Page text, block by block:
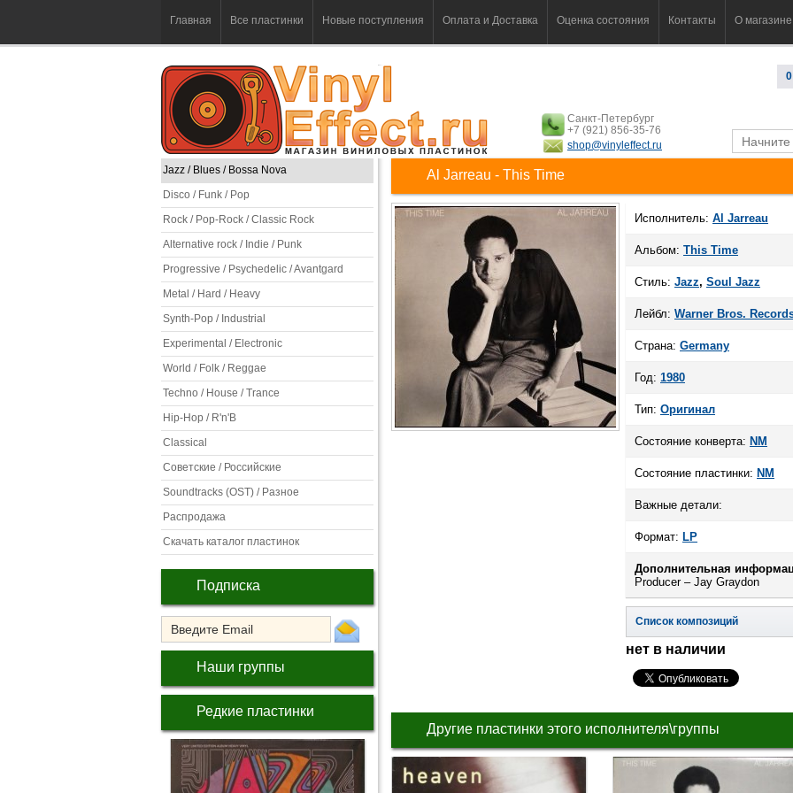
Главная Все пластинки Новые поступления Оплата и Доставка Оценка состояния Контакты О магазине
0
Санкт-Петербург
+7 (921) 856-35-76
shop@vinyleffect.ru
Jazz / Blues / Bossa Nova
Disco / Funk / Pop
Rock / Pop-Rock / Classic Rock
Alternative rock / Indie / Punk
Progressive / Psychedelic / Avantgard
Metal / Hard / Heavy
Synth-Pop / Industrial
Experimental / Electronic
World / Folk / Reggae
Techno / House / Trance
Hip-Hop / R'n'B
Classical
Советские / Российские
Soundtracks (OST) / Разное
Распродажа
Скачать каталог пластинок
Подписка
Наши группы
Редкие пластинки
Al Jarreau - This Time
Исполнитель: Al Jarreau
Альбом: This Time
Стиль: Jazz, Soul Jazz
Лейбл: Warner Bros.
Страна: Germany
Год: 1980
Тип: Оригинал
Состояние конверта: NM
Состояние пластинки: NM
Важные детали:
Формат: LP
Дополнительная
Producer – Jay Graydon
Список композиций
нет в наличии
Другие пластинки этого исполнителя\группы